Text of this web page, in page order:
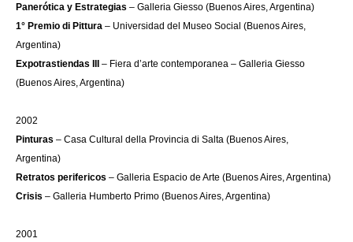
Panerótica y Estrategias – Galleria Giesso (Buenos Aires, Argentina)
1° Premio di Pittura – Universidad del Museo Social (Buenos Aires,
Argentina)
Expotrastiendas III – Fiera d’arte contemporanea – Galleria Giesso
(Buenos Aires, Argentina)
2002
Pinturas – Casa Cultural della Provincia di Salta (Buenos Aires,
Argentina)
Retratos perifericos – Galleria Espacio de Arte (Buenos Aires, Argentina)
Crisis – Galleria Humberto Primo (Buenos Aires, Argentina)
2001